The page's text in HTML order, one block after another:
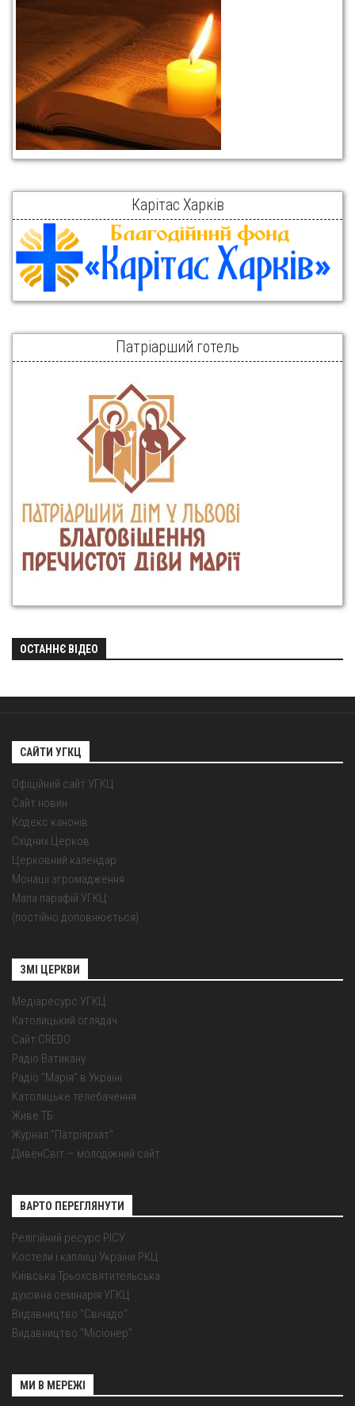
Карітас Харків
Патріарший готель
ОСТАННЄ ВІДЕО
САЙТИ УГКЦ
Офіційний сайт УГКЦ
Сайт новин
Кодекс канонів
Східних Церков
Церковний календар
Монаші згромадження
Мапа парафій УГКЦ
(постійно доповнюється)
ЗМІ ЦЕРКВИ
Медіаресурс УГКЦ
Католицький оглядач
Сайт CREDO
Радіо Ватикану
Радіо "Марія" в Україні
Католицьке телебачення
Живе ТБ
Журнал "Патріярхат"
ДивенСвіт — молодіжний сайт
ВАРТО ПЕРЕГЛЯНУТИ
Релігійний ресурс РІСУ
Костели і каплиці України РКЦ
Київська Трьохсвятительська
духовна семінарія УГКЦ
Видавництво "Свічадо"
Видавництво "Місіонер"
МИ В МЕРЕЖІ